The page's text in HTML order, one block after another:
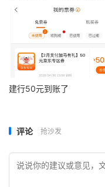
建行50元到账了
评论 抢沙发